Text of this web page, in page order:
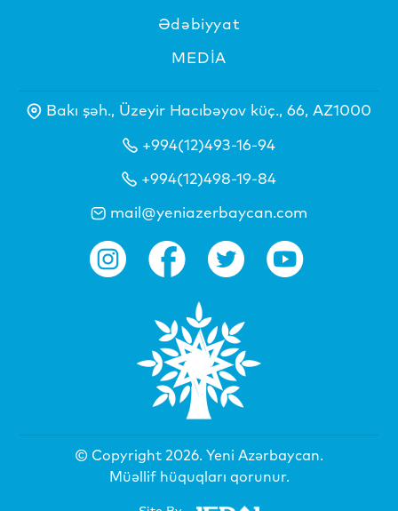
Ədəbiyyat
MEDİA
Bakı şəh., Üzeyir Hacıbəyov küç., 66, AZ1000
+994(12)493-16-94
+994(12)498-19-84
mail@yeniazerbaycan.com
© Copyright 2026. Yeni Azərbaycan.
Müəllif hüquqları qorunur.